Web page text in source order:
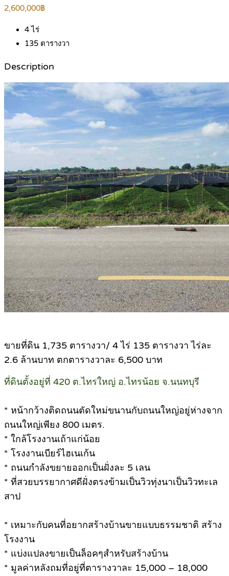
2,600,000฿
4ไร่
135 ตารางวา
Description
ขายที่ดิน 1,735 ตารางวา/ 4 ไร่ 135 ตารางวา ไร่ละ
2.6 ล้านบาท ตกตารางวาละ 6,500 บาท
ที่ดินตั้งอยู่ที่ 420 ต.ไทรใหญ่ อ.ไทรน้อย จ.นนทบุรี
* หน้ากว้างติดถนนตัดใหม่ขนานกับถนนใหญ่อยู่ห่างจาก
ถนนใหญ่เพียง 800 เมตร.
* ใกล้โรงงานเถ้าแก่น้อย
* โรงงานเบียร์ไฮเนเก้น
* ถนนกำลังขยายออกเป็นฝั่งละ 5 เลน
* ที่สวยบรรยากาศดีฝั่งตรงข้ามเป็นวิวทุ่งนาเป็นวิวทะเล
สาป
* เหมาะกับคนที่อยากสร้างบ้านขายแบบธรรมชาติ สร้าง
โรงงาน
* แบ่งแปลงขายเป็นล็อคๆสำหรับสร้างบ้าน
* มูลค่าหลังถมที่อยู่ที่ตารางวาละ 15,000 – 18,000